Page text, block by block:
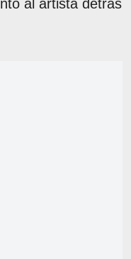
al artista detrás